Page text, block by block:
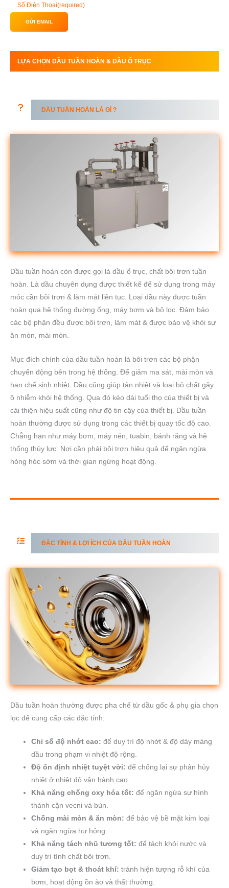
Số Điện Thoại(required)
GỬI EMAIL
LỰA CHỌN DẦU TUẦN HOÀN & DẦU Ổ TRỤC
DẦU TUẦN HOÀN LÀ GÌ ?
Dầu tuần hoàn còn được gọi là dầu ổ trục, chất bôi trơn tuần
hoàn. Là dầu chuyên dụng được thiết kế để sử dụng trong máy
móc cần bôi trơn & làm mát liên tục. Loại dầu này được tuần
hoàn qua hệ thống đường ống, máy bơm và bộ lọc. Đảm bảo
các bộ phận đều được bôi trơn, làm mát & được bảo vệ khỏi sự
ăn mòn, mài mòn.
Mục đích chính của dầu tuần hoàn là bôi trơn các bộ phận
chuyển động bên trong hệ thống. Để giảm ma sát, mài mòn và
hạn chế sinh nhiệt. Dầu cũng giúp tản nhiệt và loại bỏ chất gây
ô nhiễm khỏi hệ thống. Qua đó kéo dài tuổi thọ của thiết bị và
cải thiện hiệu suất cũng như độ tin cậy của thiết bị. Dầu tuần
hoàn thường được sử dụng trong các thiết bị quay tốc độ cao.
Chẳng hạn như máy bơm, máy nén, tuabin, bánh răng và hệ
thống thủy lực. Nơi cần phải bôi trơn hiệu quả để ngăn ngừa
hỏng hóc sớm và thời gian ngừng hoạt động.
ĐẶC TÍNH & LỢI ÍCH CỦA DẦU TUẦN HOÀN
Dầu tuần hoàn thường được pha chế từ dầu gốc & phụ gia chọn
lọc để cung cấp các đặc tính:
Chỉ số độ nhớt cao: để duy trì độ nhớt & độ dày màng
dầu trong phạm vi nhiệt độ rộng.
Độ ổn định nhiệt tuyệt vời: để chống lại sự phân hủy
nhiệt ở nhiệt độ vận hành cao.
Khả năng chống oxy hóa tốt: để ngăn ngừa sự hình
thành cặn vecni và bùn.
Chống mài mòn & ăn mòn: để bảo vệ bề mặt kim loại
và ngăn ngừa hư hỏng.
Khả năng tách nhũ tương tốt: để tách khỏi nước và
duy trì tính chất bôi trơn.
Giảm tạo bọt & thoát khí: tránh hiện tượng rỗ khí của
bơm, hoạt động ồn ào và thất thường.